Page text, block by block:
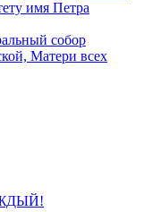
имя Петра
собор
Матери всех